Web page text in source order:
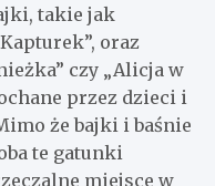
takie jak
oraz
czy „Alicja w
przez dzieci i
że bajki i baśnie
te gatunki
miejsce w